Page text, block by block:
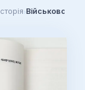
›Військово-